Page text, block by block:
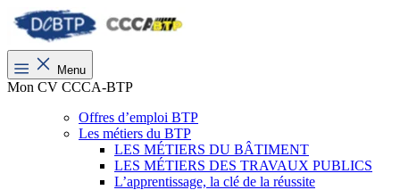
Menu
Mon CV CCCA-BTP
Offres d’emploi BTP
Les métiers du BTP
LES MÉTIERS DU BÂTIMENT
LES MÉTIERS DES TRAVAUX PUBLICS
L’apprentissage, la clé de la réussite